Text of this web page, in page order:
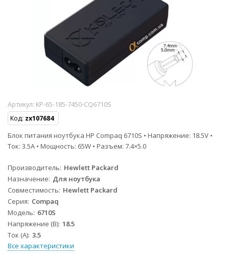
Артикул: KP-65-185-7450-CQ6710S
Код: zx107684
Блок питания ноутбука HP Compaq 6710S • Напряжение: 18.5V •
Ток: 3.5A • Мощность: 65W • Разъем: 7.4×5.0
Производитель Hewlett Packard
Назначение Для ноутбука
Совместимость Hewlett Packard
Серия Compaq
Модель 6710S
Напряжение (В) 18.5
Ток (А) 3.5
Все характеристики